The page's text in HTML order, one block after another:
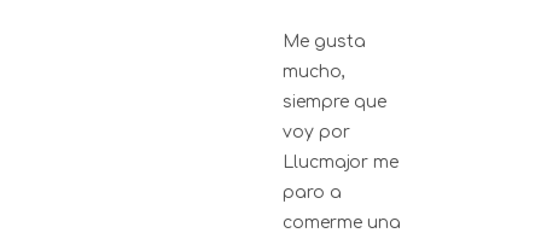
Me gusta
mucho,
siempre que
voy por
Llucmajor me
paro a
comerme una